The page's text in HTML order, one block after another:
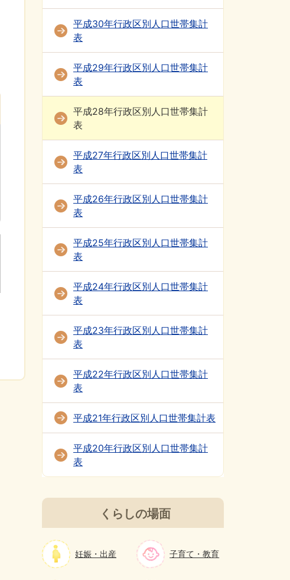
平成30年行政区別人口世帯集計
表
平成29年行政区別人口世帯集計
表
平成28年行政区別人口世帯集計
表
平成27年行政区別人口世帯集計
表
平成26年行政区別人口世帯集計
表
平成25年行政区別人口世帯集計
表
平成24年行政区別人口世帯集計
表
平成23年行政区別人口世帯集計
表
平成22年行政区別人口世帯集計
表
平成21年行政区別人口世帯集計表
平成20年行政区別人口世帯集計
表
くらしの場面
妊娠・出産 子育て・教育